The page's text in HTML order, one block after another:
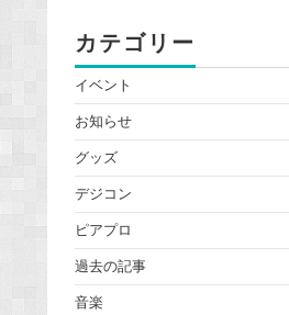
カテゴリー
イベント
お知らせ
グッズ
デジコン
ピアプロ
過去の記事
音楽